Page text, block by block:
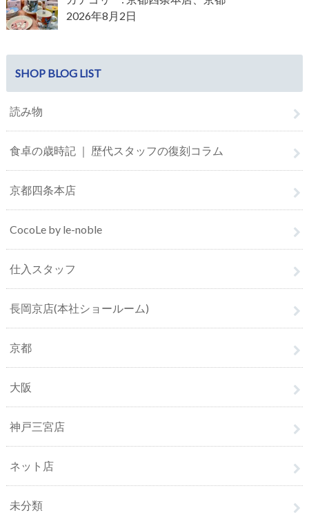
2026年8月2日
SHOP BLOG LIST
読み物
食卓の歳時記 ｜ 歴代スタッフの復刻コラム
京都四条本店
CocoLe by le-noble
仕入スタッフ
長岡京店(本社ショールーム)
京都
大阪
神戸三宮店
ネット店
未分類